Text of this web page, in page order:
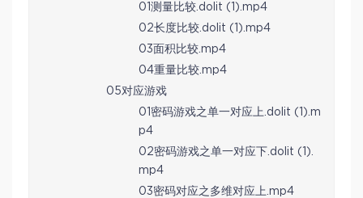
01测量比较.dolit (1).mp4
02长度比较.dolit (1).mp4
03面积比较.mp4
04重量比较.mp4
05对应游戏
01密码游戏之单一对应上.dolit (1).m
p4
02密码游戏之单一对应下.dolit (1).
mp4
03密码对应之多维对应上.mp4